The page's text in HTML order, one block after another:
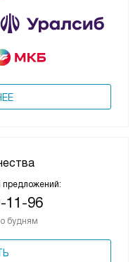
предложений:
11-96
будням